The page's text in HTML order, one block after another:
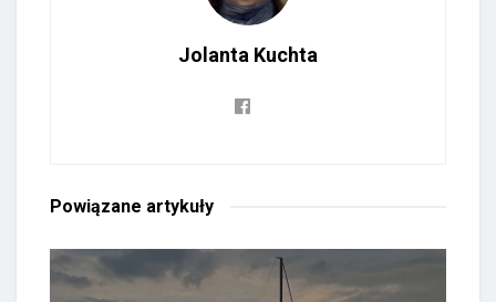
Jolanta Kuchta
Powiązane artykuły